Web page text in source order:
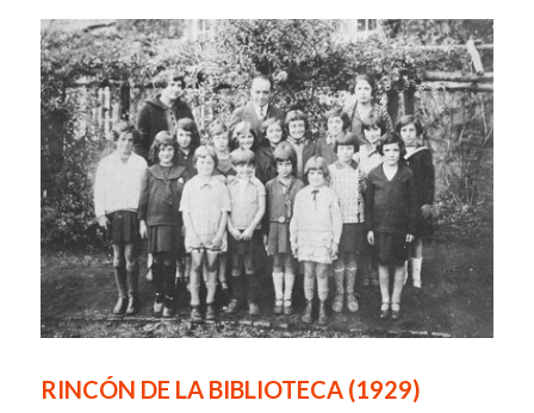
RINCÓN DE LA BIBLIOTECA (1929)